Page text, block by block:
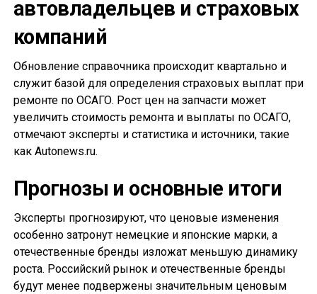
автовладельцев и страховых
компаний
Обновление справочника происходит квартально и
служит базой для определения страховых выплат при
ремонте по ОСАГО. Рост цен на запчасти может
увеличить стоимость ремонта и выплаты по ОСАГО,
отмечают эксперты и статистика и источники, такие
как Autonews.ru.
Прогнозы и основные итоги
Эксперты прогнозируют, что ценовые изменения
особенно затронут немецкие и японские марки, а
отечественные бренды изложат меньшую динамику
роста. Российский рынок и отечественные бренды
будут менее подвержены значительным ценовым